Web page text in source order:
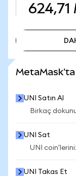
624,71
MetaMask'ta
UNI Satın Al
Birkaç
UNI Sat
UNI
UNI Takas Et